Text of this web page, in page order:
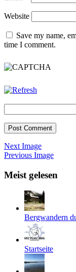
Website
Save my name,
time I comment.
Next Image
Previous Image
Meist gelesen
Bergwandern
Startseite